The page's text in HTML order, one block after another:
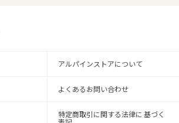
アルパインストアについて
よくあるお問い合わせ
特定商取引に関する法律に 基づく